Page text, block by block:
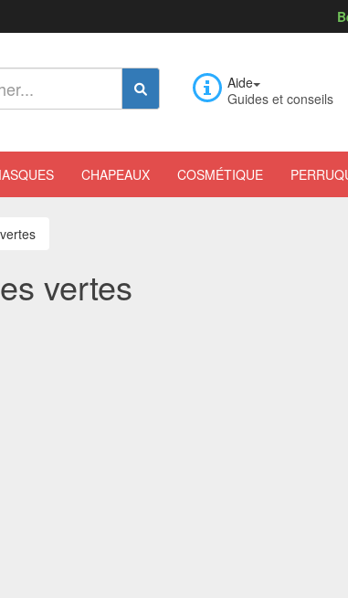
Aide
Guides et conseils
CHAPEAUX COSMÉTIQUE
vertes